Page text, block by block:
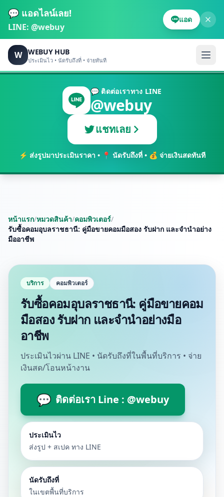
💬 แอดไลน์เลย!
LINE: @webuy
แอด
W WEBUY HUB
ประเมินไว • นัดรับถึงที่ • จ่ายทันที
💬 ติดต่อเราทาง LINE
@webuy
แชทเลย
⚡ ส่งรูปมาประเมินราคา • 📍 นัดรับถึงที่ • 💰 จ่ายเงินสดทันที
หน้าแรก/หมวดสินค้า/คอมพิวเตอร์/
รับซื้อคอมอุบลราชธานี: คู่มือขายคอมมือสอง รับฝาก และจำนำอย่าง
มืออาชีพ
บริการ คอมพิวเตอร์
รับซื้อคอมอุบลราชธานี: คู่มือขายคอม
มือสอง รับฝาก และจำนำอย่างมือ
อาชีพ
ประเมินไวผ่าน LINE • นัดรับถึงที่ในพื้นที่บริการ • จ่าย
เงินสด/โอนหน้างาน
💬 ติดต่อเรา Line : @webuy
ประเมินไว
ส่งรูป + สเปค ทาง LINE
นัดรับถึงที่
ในเขตพื้นที่บริการ